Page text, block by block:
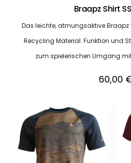
Braapz Shirt
Das leichte, atmungsaktive
Recycling Material. Funktion und
zum spielerischen Umgang
60,00